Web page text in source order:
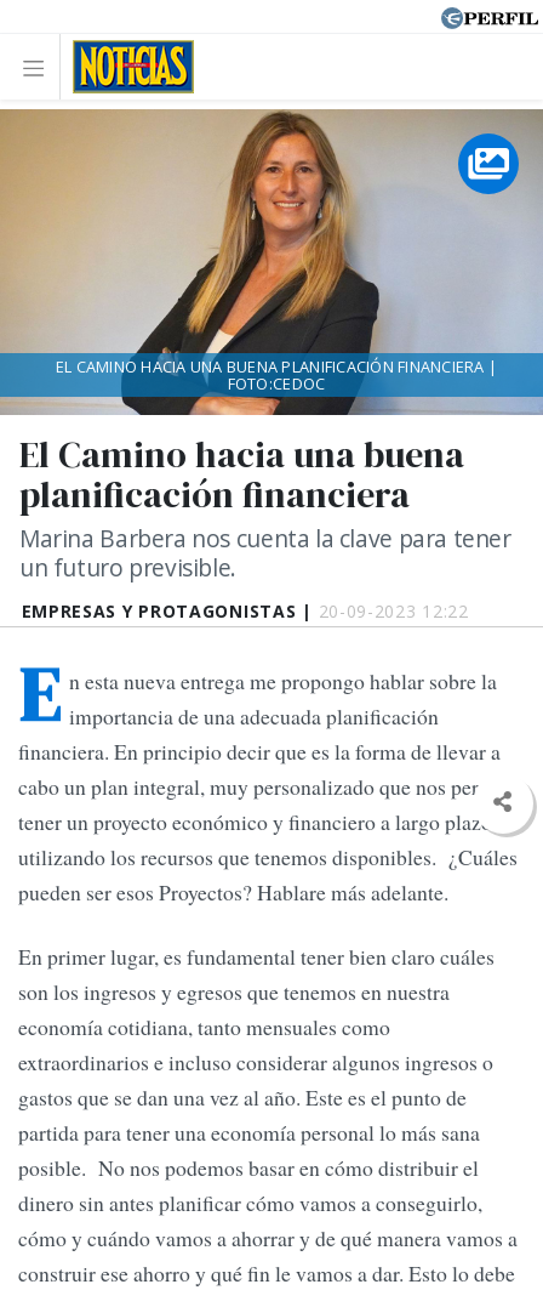
EMPRESAS Y PROTAGONISTAS | 20-09-2023 12:22
El Camino hacia una buena
planificación financiera
Marina Barbera nos cuenta la clave para tener
un futuro previsible.
EL CAMINO HACIA UNA BUENA PLANIFICACIÓN FINANCIERA |
FOTO:CEDOC
E n esta nueva entrega me propongo hablar sobre la
importancia de una adecuada planificación
financiera. En principio decir que es la forma de llevar a
cabo un plan integral, muy personalizado que nos permita
tener un proyecto económico y financiero a largo plazo
utilizando los recursos que tenemos disponibles. ¿Cuáles
pueden ser esos Proyectos? Hablare más adelante.
En primer lugar, es fundamental tener bien claro cuáles
son los ingresos y egresos que tenemos en nuestra
economía cotidiana, tanto mensuales como
extraordinarios e incluso considerar algunos ingresos o
gastos que se dan una vez al año. Este es el punto de
partida para tener una economía personal lo más sana
posible. No nos podemos basar en cómo distribuir el
dinero sin antes planificar cómo vamos a conseguirlo,
cómo y cuándo vamos a ahorrar y de qué manera vamos a
construir ese ahorro y qué fin le vamos a dar. Esto lo debe